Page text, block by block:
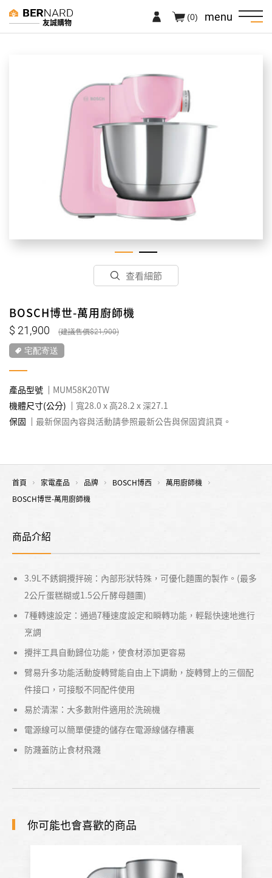
友誠購物 menu
(0)
查看細節
BOSCH博世-萬用廚師機
21,900 21,900
宅配寄送
產品型號
MUM58K20TW
機體尺寸(公分)
寬28.0 x 高28.2 x 深27.1
保固
最新保固內容與活動請參照最新公告與保固資訊頁。
首頁 家電產品 品牌 BOSCH博西
萬用廚師機
BOSCH博世-萬用廚師機
商品介紹
3.9L不銹鋼攪拌碗：內部形狀特殊，可優化麵團的製作。(最多
2公斤蛋糕糊或1.5公斤酵母麵團)
7種轉速設定：通過7種速度設定和瞬轉功能，輕鬆快速地進行
烹調
攪拌工具自動歸位功能，使食材添加更容易
臂易升多功能活動旋轉臂能自由上下調動，旋轉臂上的三個配
件接口，可接駁不同配件使用
易於清潔：大多數附件適用於洗碗機
電源線可以簡單便捷的儲存在電源線儲存槽裏
防濺蓋防止食材飛濺
你可能也會喜歡的商品